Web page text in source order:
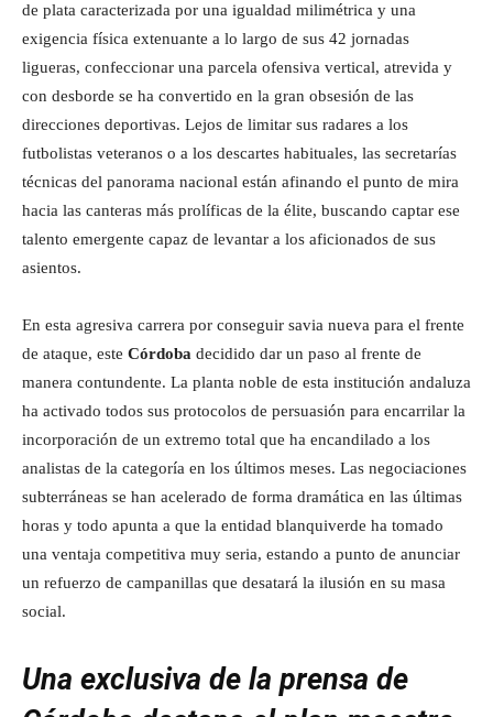
de plata caracterizada por una igualdad milimétrica y una
exigencia física extenuante a lo largo de sus 42 jornadas
ligueras, confeccionar una parcela ofensiva vertical, atrevida y
con desborde se ha convertido en la gran obsesión de las
direcciones deportivas. Lejos de limitar sus radares a los
futbolistas veteranos o a los descartes habituales, las secretarías
técnicas del panorama nacional están afinando el punto de mira
hacia las canteras más prolíficas de la élite, buscando captar ese
talento emergente capaz de levantar a los aficionados de sus
asientos.
En esta agresiva carrera por conseguir savia nueva para el frente
de ataque, este Córdoba decidido dar un paso al frente de
manera contundente. La planta noble de esta institución andaluza
ha activado todos sus protocolos de persuasión para encarrilar la
incorporación de un extremo total que ha encandilado a los
analistas de la categoría en los últimos meses. Las negociaciones
subterráneas se han acelerado de forma dramática en las últimas
horas y todo apunta a que la entidad blanquiverde ha tomado
una ventaja competitiva muy seria, estando a punto de anunciar
un refuerzo de campanillas que desatará la ilusión en su masa
social.
Una exclusiva de la prensa de